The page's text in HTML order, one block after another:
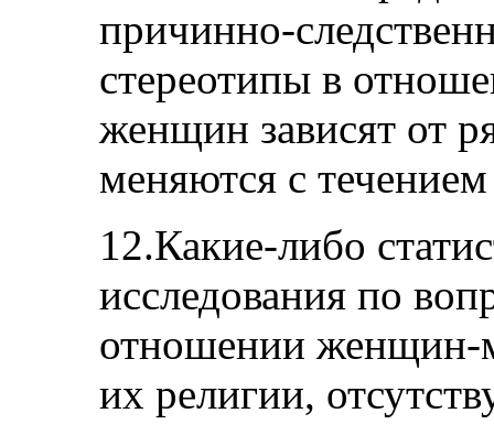
причинно-
стереотипы в
женщин зависят от
меняются с
12.Какие-либо
исследования по
отношении женщин-
их религии,